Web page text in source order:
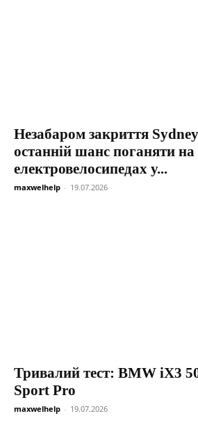
Незабаром закриття
останній шанс поганяти
електровелосипедах у...
maxwelhelp - 19.07.2026
Тривалий тест: BMW iX3
Sport Pro
maxwelhelp - 19.07.2026